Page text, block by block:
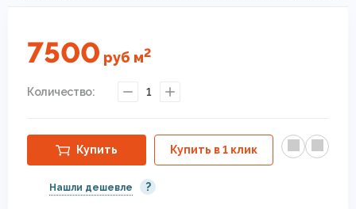
7500 руб м2
Количество: 1
Купить Купить в 1 клик
Нашли дешевле ?